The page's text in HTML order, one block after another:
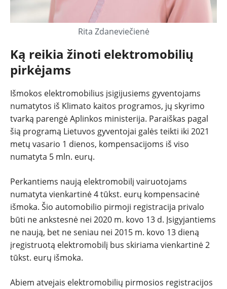
Rita Zdaneviečienė
Ką reikia žinoti elektromobilių
pirkėjams
Išmokos elektromobilius įsigijusiems gyventojams
numatytos iš Klimato kaitos programos, jų skyrimo
tvarką parengė Aplinkos ministerija. Paraiškas pagal
šią programą Lietuvos gyventojai galės teikti iki 2021
metų vasario 1 dienos, kompensacijoms iš viso
numatyta 5 mln. eurų.
Perkantiems naują elektromobilį vairuotojams
numatyta vienkartinė 4 tūkst. eurų kompensacinė
išmoka. Šio automobilio pirmoji registracija privalo
būti ne ankstesnė nei 2020 m. kovo 13 d. Įsigyjantiems
ne naują, bet ne seniau nei 2015 m. kovo 13 dieną
įregistruotą elektromobilį bus skiriama vienkartinė 2
tūkst. eurų išmoka.
Abiem atvejais elektromobilių pirmosios registracijos